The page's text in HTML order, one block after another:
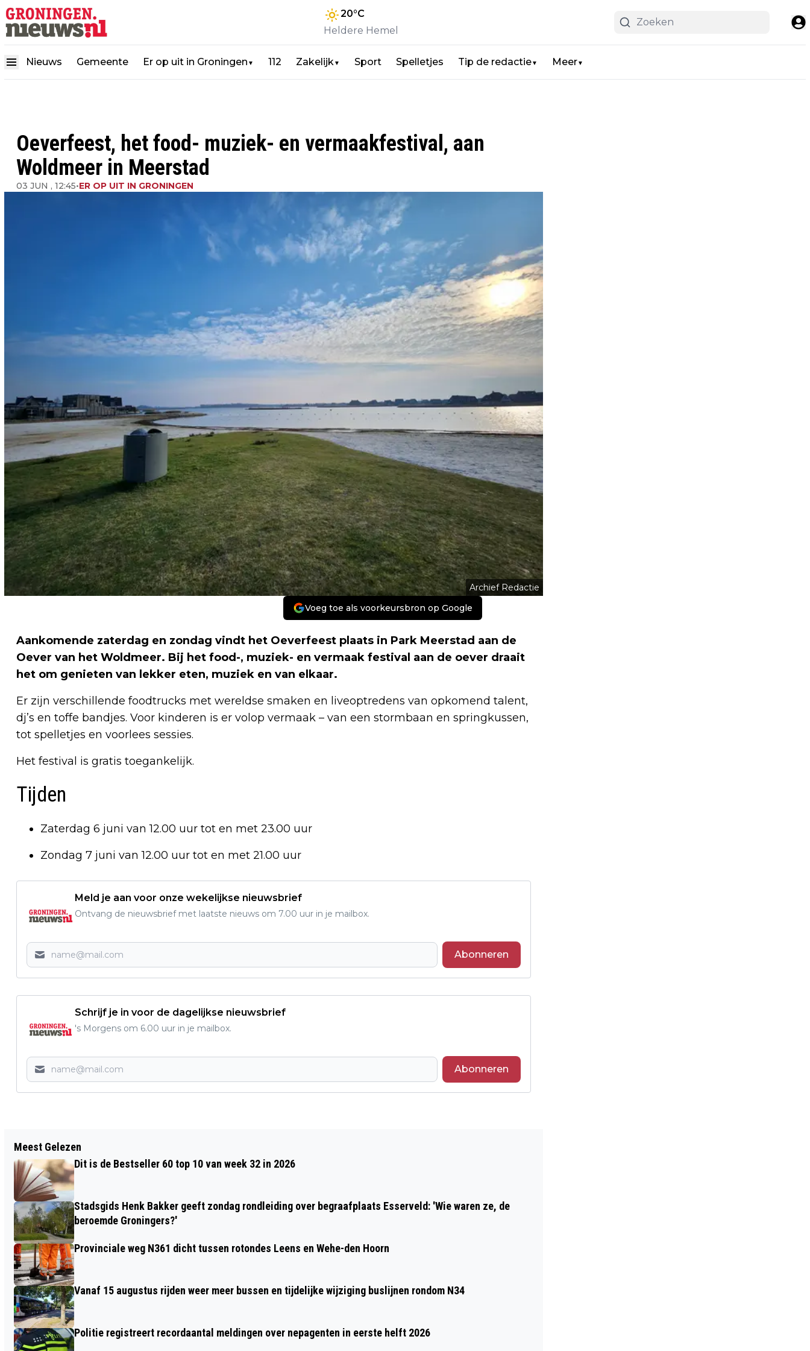
20°C
Heldere Hemel
Nieuws Gemeente Er op uit in Groningen ▼ 112 Zakelijk▼ Sport Spelletjes Tip de redactie▼ Meer▼
Oeverfeest, het food- muziek- en vermaakfestival, aan
Woldmeer in Meerstad
03 JUN , 12:45•ER OP UIT IN GRONINGEN
Archief Redactie
Voeg toe als voorkeursbron op Google
Aankomende zaterdag en zondag vindt het Oeverfeest plaats in Park Meerstad aan de
Oever van het Woldmeer. Bij het food-, muziek- en vermaak festival aan de oever draait
het om genieten van lekker eten, muziek en van elkaar.
Er zijn verschillende foodtrucks met wereldse smaken en liveoptredens van opkomend talent,
dj’s en toffe bandjes. Voor kinderen is er volop vermaak – van een stormbaan en springkussen,
tot spelletjes en voorlees sessies.
Het festival is gratis toegankelijk.
Tijden
Zaterdag 6 juni van 12.00 uur tot en met 23.00 uur
Zondag 7 juni van 12.00 uur tot en met 21.00 uur
Meld je aan voor onze wekelijkse nieuwsbrief
Ontvang de nieuwsbrief met laatste nieuws om 7.00 uur in je mailbox.
Abonneren
Schrijf je in voor de dagelijkse nieuwsbrief
's Morgens om 6.00 uur in je mailbox.
Abonneren
VERSCHERPT TOEZICHT OP
JEUGDBESCHERMING NOORD
OPGEHEVEN
ALLERKLEINSTEN IN FORUM GRONINGEN
Meest Gelezen
Dit is de Bestseller 60 top 10 van week 32 in 2026
Stadsgids Henk Bakker geeft zondag rondleiding over begraafplaats Esserveld: 'Wie waren ze, de
beroemde Groningers?'
Provinciale weg N361 dicht tussen rotondes Leens en Wehe-den Hoorn
Vanaf 15 augustus rijden weer meer bussen en tijdelijke wijziging buslijnen rondom N34
Politie registreert recordaantal meldingen over nepagenten in eerste helft 2026